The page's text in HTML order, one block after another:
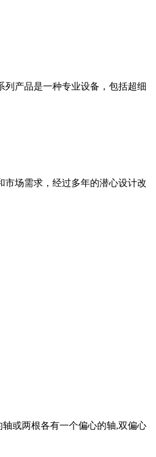
产品是一种专业设备，包括超细
场需求，经过多年的潜心设计改
或两根各有一个偏心的轴,双偏心